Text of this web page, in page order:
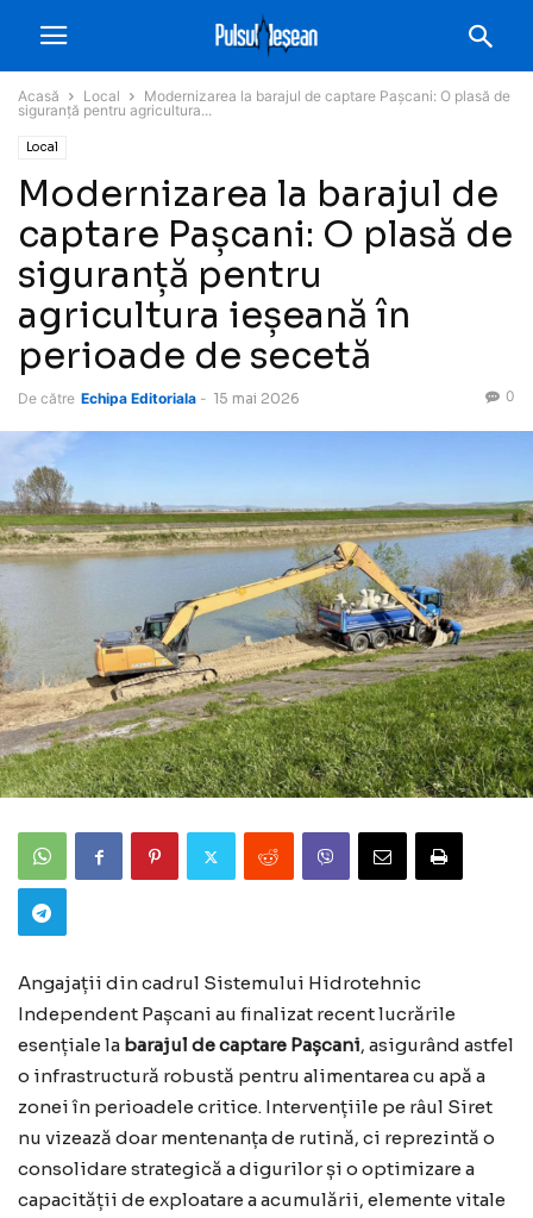
Acasă Local
Modernizarea la barajul de captare Pașcani: O plasă de
siguranță pentru agricultura...
Local
Modernizarea la barajul de
captare Pașcani: O plasă de
siguranță pentru
agricultura ieșeană în
perioade de secetă
De către Echipa Editoriala - 15 mai 2026 0
Angajații din cadrul Sistemului Hidrotehnic
Independent Pașcani au finalizat recent lucrările
esențiale la barajul de captare Pașcani, asigurând astfel
o infrastructură robustă pentru alimentarea cu apă a
zonei în perioadele critice. Intervențiile pe râul Siret
nu vizează doar mentenanța de rutină, ci reprezintă o
consolidare strategică a digurilor și o optimizare a
capacității de exploatare a acumulării, elemente vitale